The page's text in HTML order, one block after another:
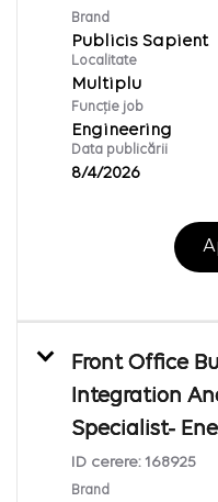
Brand
Publicis Sapient
Localitate
Multiplu
Funcție job
Engineering
Data publicării
8/4/2026
Front Office
Integration
Specialist-
ID cerere: 168925
Brand